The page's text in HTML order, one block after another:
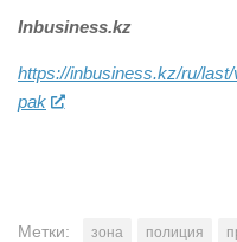
Inbusiness.kz
https://inbusiness.kz/ru/
pak
Метки: зона полиция